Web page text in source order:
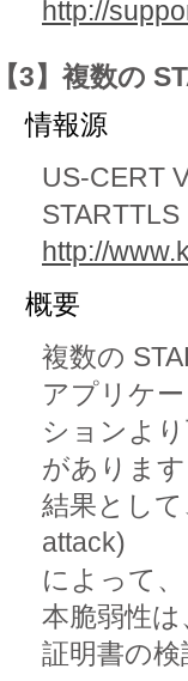
http://
【3】複数の
情報源
US-CERT
http://
概要
複数の
アプリケー
ションよ
がありま
結果とし
attack)
によって
本脆弱性は
証明書の